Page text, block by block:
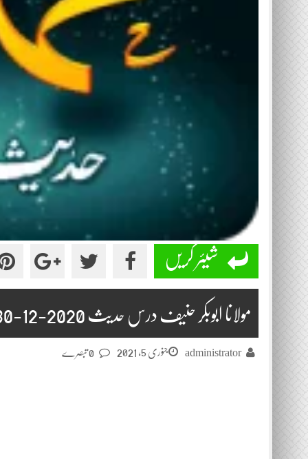
شیئر کریں
مولانا ابوبکر حنیف درس حدیث 2020-12-30
administrator جنوری 5, 2021